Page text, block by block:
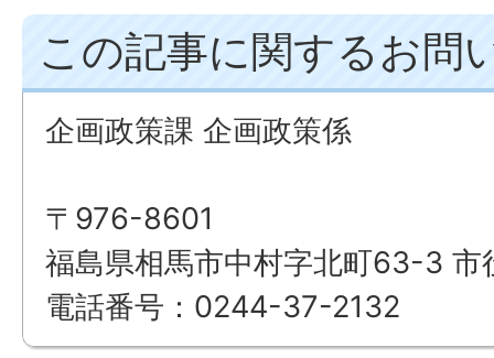
この記事に関するお問
企画政策課 企画政策係
〒976-8601
福島県相馬市中村字北町63-3 市
電話番号：0244-37-2132